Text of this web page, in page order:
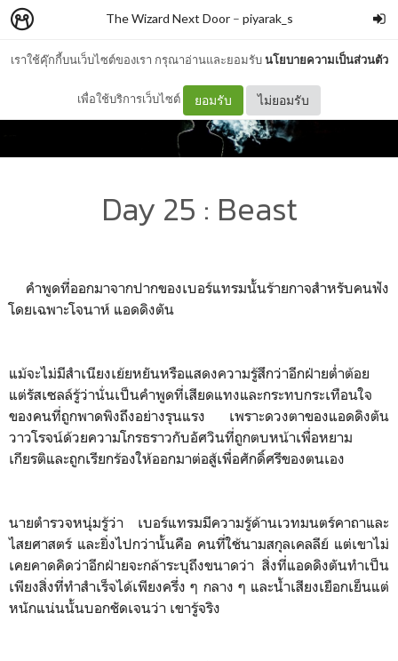
เราใช้คุ๊กกี้บนเว็บไซต์ของเรา กรุณาอ่านและยอมรับนโยบายความเป็นส่วนตัว
เพื่อใช้บริการเว็บไซต์ ยอมรับ ไม่ยอมรับ
The Wizard Next Door– piyarak_s
Day 25 : Beast
คำพูดที่ออกมาจากปากของเบอร์แทรมนั้นร้ายกาจสำหรับคนฟัง
โดยเฉพาะโจนาห์ แอดดิงตัน
แม้จะไม่มีสำเนียงเย้ยหยันหรือแสดงความรู้สึกว่าอีกฝ่ายต่ำต้อย
แต่รัสเซลล์รู้ว่านั่นเป็นคำพูดที่เสียดแทงและกระทบกระเทือนใจ
ของคนที่ถูกพาดพิงถึงอย่างรุนแรง เพราะดวงตาของแอดดิงตัน
วาวโรจน์ด้วยความโกรธราวกับอัศวินที่ถูกตบหน้าเพื่อหยาม
เกียรติและถูกเรียกร้องให้ออกมาต่อสู้เพื่อศักดิ์ศรีของตนเอง
นายตำรวจหนุ่มรู้ว่า เบอร์แทรมมีความรู้ด้านเวทมนตร์คาถาและ
ไสยศาสตร์ และยิ่งไปกว่านั้นคือ คนที่ใช้นามสกุลเคลลีย์ แต่เขาไม่
เคยคาดคิดว่าอีกฝ่ายจะกล้าระบุถึงขนาดว่า สิ่งที่แอดดิงตันทำเป็น
เพียงสิ่งที่ทำสำเร็จได้เพียงครึ่ง ๆ กลาง ๆ และน้ำเสียงเยือกเย็นแต่
หนักแน่นนั้นบอกชัดเจนว่า เขารู้จริง